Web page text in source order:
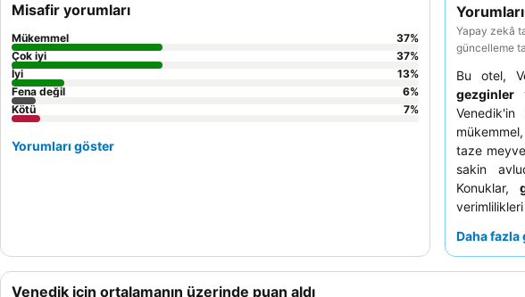
Yapay zekâ
güncelleme
Bu otel,
gezginler
mükemmel,
taze
sakin
Konuklar,
gürültüyü
Daha fazla
Venedik için ortalamanın üzerinde puan aldı
Misafir yorumları
Mükemmel 37%
Çok iyi
37%
İyi
13%
Fena değil
6%
Kötü
7%
Yorumları göster